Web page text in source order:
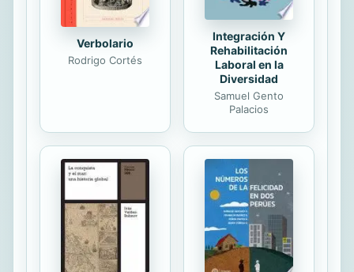
Verbolario
Rodrigo Cortés
Integración Y
Rehabilitación
Laboral en la
Diversidad
Samuel Gento
Palacios